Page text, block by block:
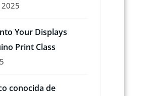
Your Displays
Print Class
conocida de